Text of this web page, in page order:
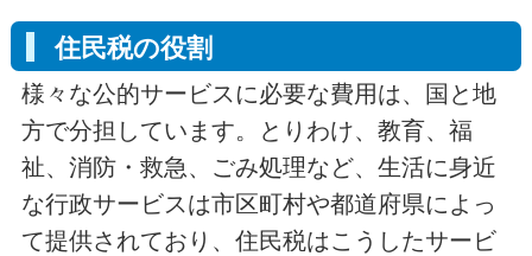
住民税の役割
様々な公的サービスに必要な費用は、国と地
方で分担しています。とりわけ、教育、福
祉、消防・救急、ごみ処理など、生活に身近
な行政サービスは市区町村や都道府県によっ
て提供されており、住民税はこうしたサービ